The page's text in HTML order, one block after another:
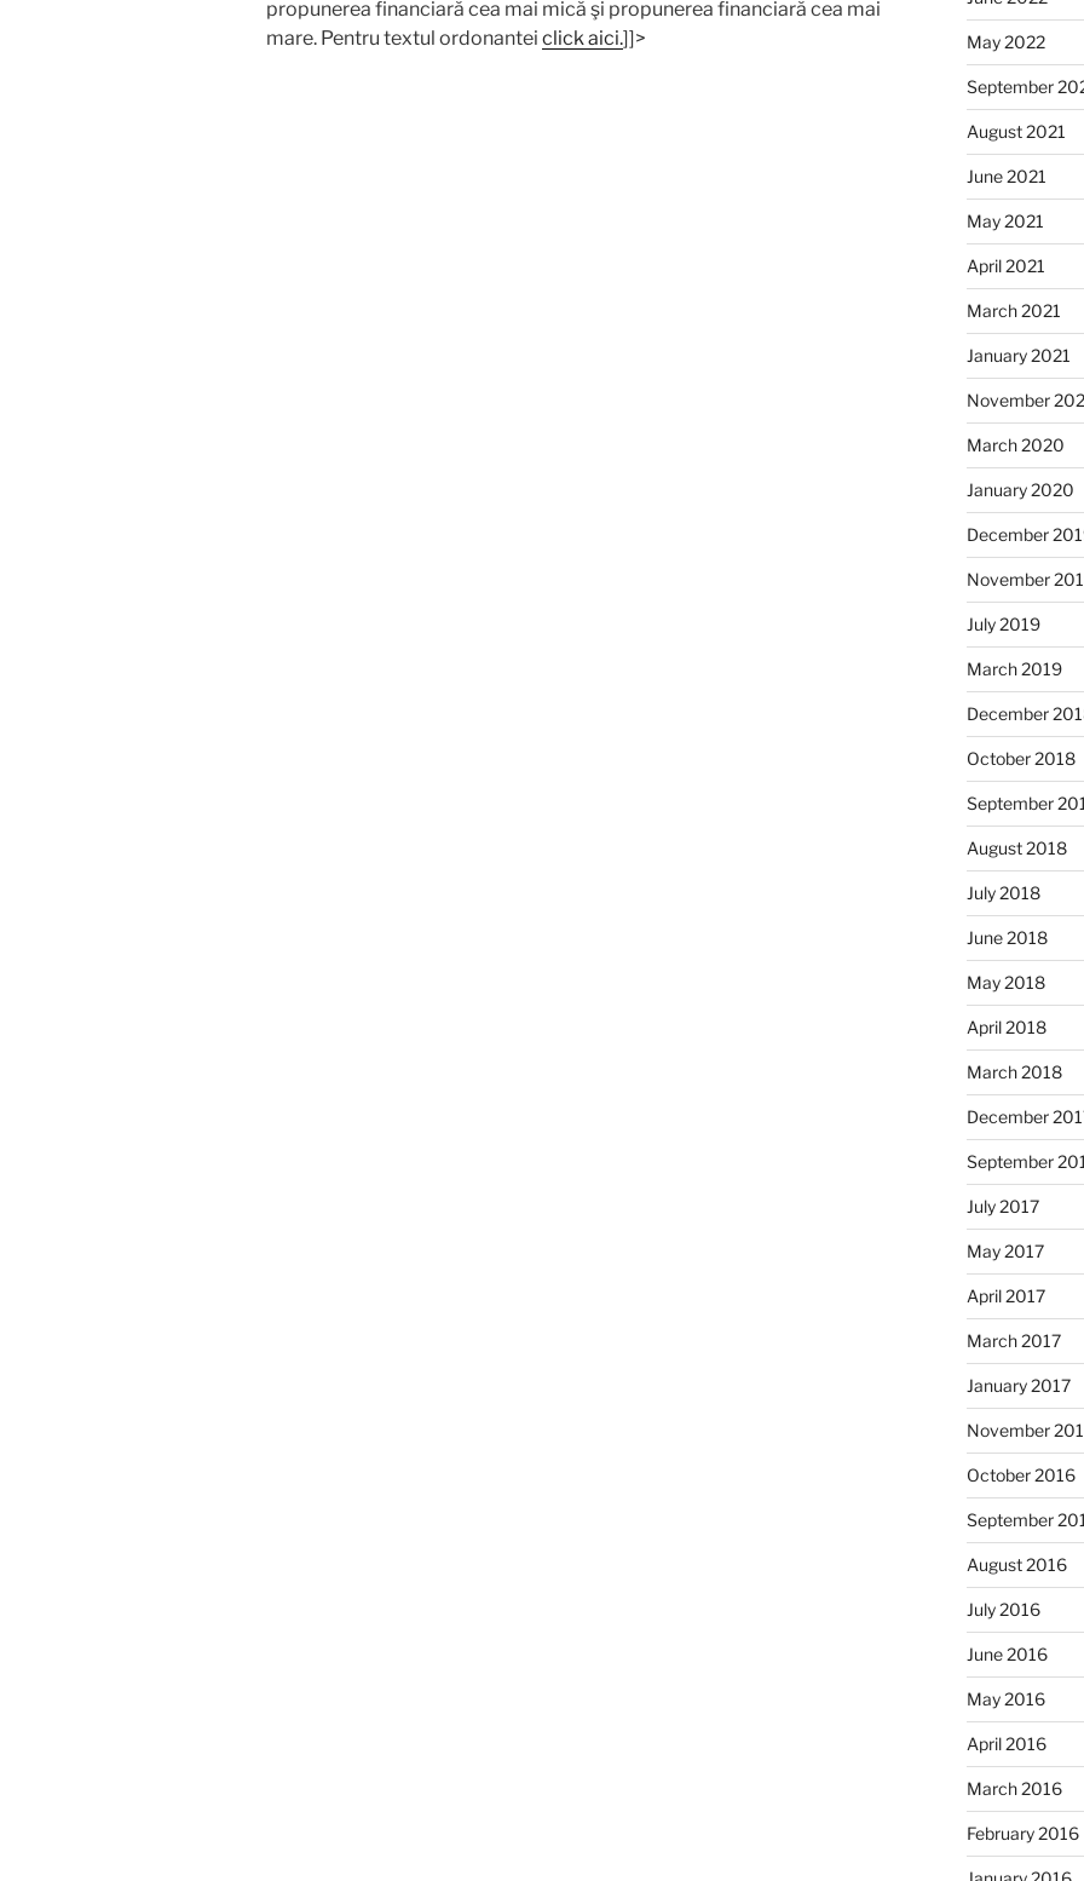
propunerea financiară cea mai mică şi propunerea financiară cea mai
mare. Pentru textul ordonantei click aici.]]> May 2022
September
August 2021
June 2021
May 2021
April 2021
March 2021
January 2021
November
March 2020
January 2020
December
November
July 2019
March 2019
December
October 2018
September
August 2018
July 2018
June 2018
May 2018
April 2018
March 2018
December
September
July 2017
May 2017
April 2017
March 2017
January 2017
November
October 2016
September
August 2016
July 2016
June 2016
May 2016
April 2016
March 2016
February 2016